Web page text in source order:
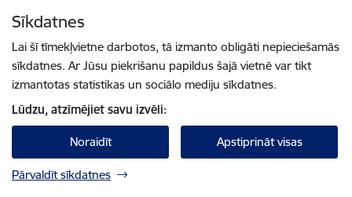
Sīkdatnes
Lai šī tīmekļvietne darbotos, tā izmanto obligāti nepieciešamās
sīkdatnes. Ar Jūsu piekrišanu papildus šajā vietnē var tikt
izmantotas statistikas un sociālo mediju sīkdatnes.
Lūdzu, atzīmējiet savu izvēli:
Noraidīt Apstiprināt visas
Pārvaldīt sīkdatnes